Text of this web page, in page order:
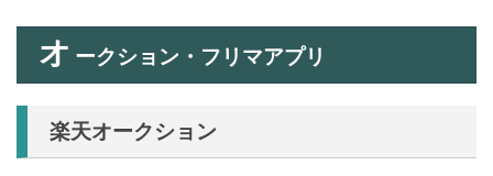
オ ークション・フリマアプリ
楽天オークション